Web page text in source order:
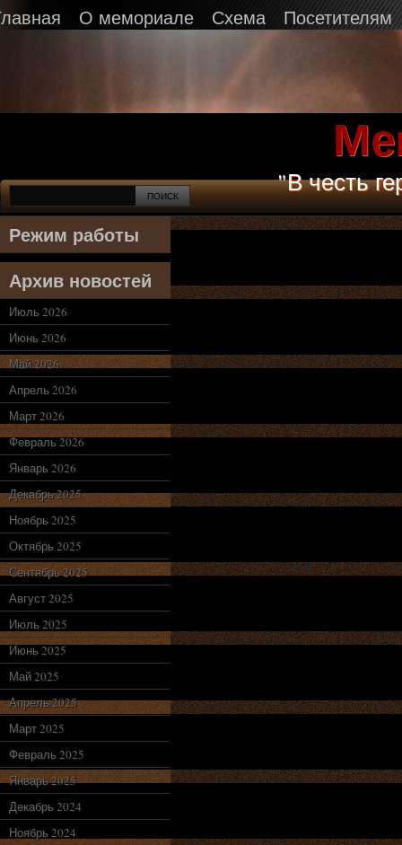
О мемориале Схема Посетителям
"В честь
Режим работы
Архив новостей
Июль 2026
Июнь 2026
Май 2026
Апрель 2026
Март 2026
Февраль 2026
Январь 2026
Декабрь 2025
Ноябрь 2025
Октябрь 2025
Сентябрь 2025
Август 2025
Июль 2025
Июнь 2025
Май 2025
Апрель 2025
Март 2025
Февраль 2025
Январь 2025
Декабрь 2024
Ноябрь 2024